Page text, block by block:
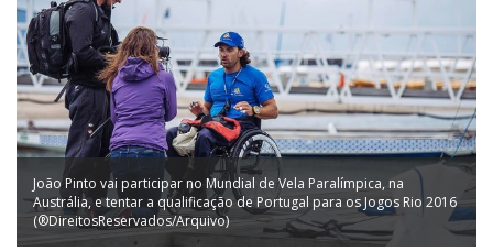
João Pinto vai participar no Mundial de Vela Paralímpica, na
Austrália, e tentar a qualificação de Portugal para os Jogos Rio 2016
(®DireitosReservados/Arquivo)